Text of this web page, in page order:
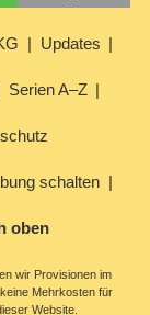
Updates
Serien A–Z
schalten
oben
wir Provisionen im
Mehrkosten für
Website.